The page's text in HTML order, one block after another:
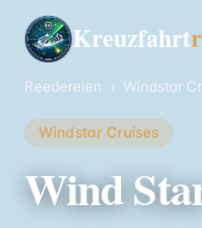
Kreuzfahrt
Reedereien › Windstar
Windstar Cruises
Wind